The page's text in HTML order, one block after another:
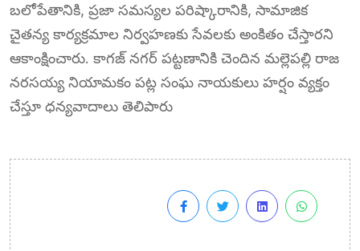
బలోపేతానికి, ప్రజా సమస్యల పరిష్కారానికి, సామాజిక
చైతన్య కార్యక్రమాల నిర్వహణకు సేవలకు అంకితం చేస్తారని
ఆకాంక్షించారు. కాగజ్ నగర్ పట్టణానికి చెందిన మల్లెపల్లి రాజ
నరసయ్య నియామకం పట్ల సంఘ నాయకులు హర్షం వ్యక్తం
చేస్తూ ధన్యవాదాలు తెలిపారు